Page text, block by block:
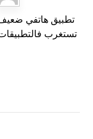
تطبيق هاتفي
تستغرب فالتطبيقات